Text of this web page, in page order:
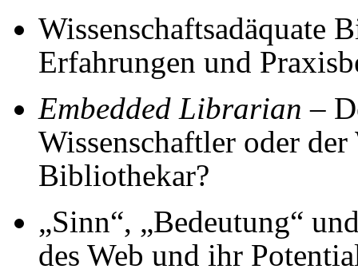
Wissenschaftsadäquate
Erfahrungen und
Embedded Librarian –
Wissenschaftler oder
Bibliothekar?
„Sinn“, „Bedeutung“
des Web und ihr